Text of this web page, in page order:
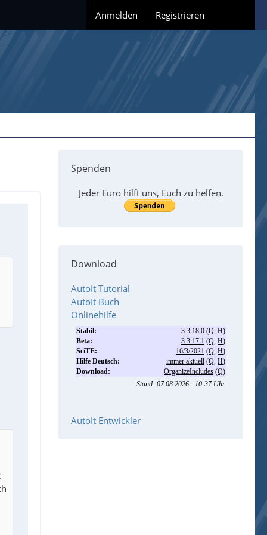
Anmelden Registrieren
Spenden
Jeder Euro hilft uns, Euch zu helfen.
Download
AutoIt Tutorial
AutoIt Buch
Onlinehilfe
AutoIt Entwickler